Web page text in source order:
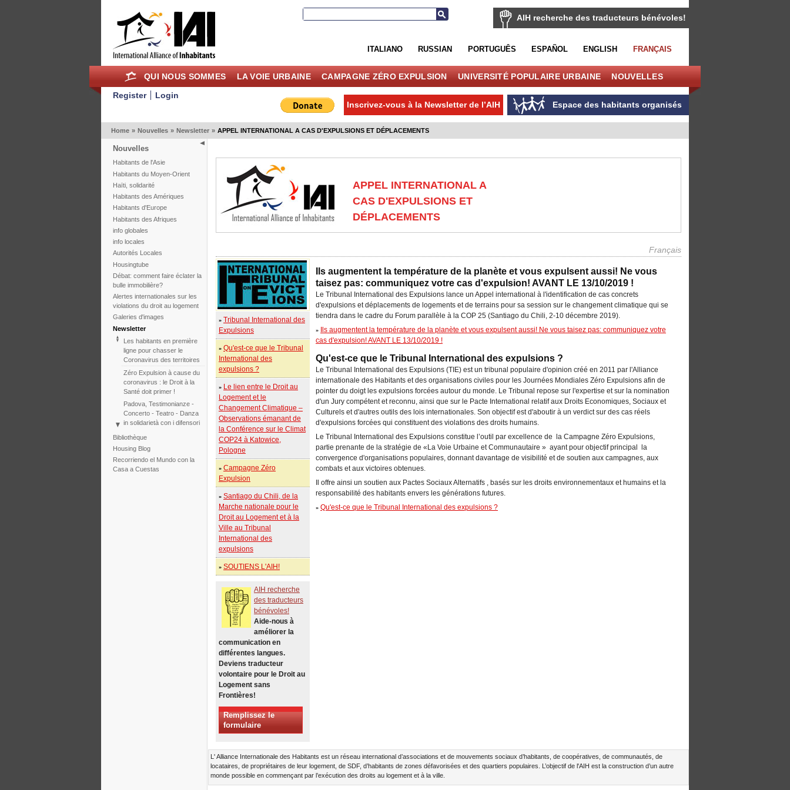
AIH recherche des traducteurs bénévoles!
ITALIANO RUSSIAN PORTUGUÊS ESPAÑOL ENGLISH FRANÇAIS
QUI NOUS SOMMES LA VOIE URBAINE CAMPAGNE ZÉRO EXPULSION UNIVERSITÉ POPULAIRE URBAINE NOUVELLES
Register
Login
Espace des habitants organisés
Inscrivez-vous à la Newsletter de l’AIH
Home » Nouvelles » Newsletter » APPEL INTERNATIONAL A CAS D'EXPULSIONS ET DÉPLACEMENTS
Nouvelles
Habitants de l'Asie
Habitants du Moyen-Orient
Haïti, solidarité
Habitants des Amériques
Habitants d'Europe
Habitants des Afriques
info globales
info locales
Autorités Locales
Housingtube
Débat: comment faire éclater la
bulle immobilière?
Alertes internationales sur les
violations du droit au logement
Galeries d'images
Newsletter
Les habitants en première
ligne pour chasser le
Coronavirus des territoires
Zéro Expulsion à cause du
coronavirus : le Droit à la
Santé doit primer !
Padova, Testimonianze -
Concerto - Teatro - Danza
in solidarietà con i difensori
Face à l'échec de la
International des
Expulsions relance
Bibliothèque
Housing Blog
Recorriendo el Mundo con la
Casa a Cuestas
APPEL INTERNATIONAL A
CAS D'EXPULSIONS ET
DÉPLACEMENTS
Français
» Tribunal International des
Expulsions
»Qu'est-ce que le Tribunal
International des
expulsions ?
» Le lien entre le Droit au
Logement et le
Changement Climatique –
Observations émanant de
la Conférence sur le Climat
COP24 à Katowice,
Pologne
»Campagne Zéro
Expulsion
»Santiago du Chili, de la
Marche nationale pour le
Droit au Logement et à la
Ville au Tribunal
International des
expulsions
»SOUTIENS L'AIH!
AIH recherche
des traducteurs
bénévoles!
Aide-nous à
améliorer la
communication en
différentes langues.
Deviens traducteur
volontaire pour le Droit au
Logement sans
Frontières!
Remplissez le
formulaire
Ils augmentent la température de la planète et vous expulsent aussi! Ne vous
taisez pas: communiquez votre cas d'expulsion! AVANT LE 13/10/2019 !
Le Tribunal International des Expulsions lance un Appel international à l'identification de cas concrets
d'expulsions et déplacements de logements et de terrains pour sa session sur le changement climatique qui se
tiendra dans le cadre du Forum parallèle à la COP 25 (Santiago du Chili, 2-10 décembre 2019).
»
Ils augmentent la température de la planète et vous expulsent aussi! Ne vous taisez pas: communiquez votre
cas d'expulsion! AVANT LE 13/10/2019 !
Qu'est-ce que le Tribunal International des expulsions ?
Le Tribunal International des Expulsions (TIE) est un tribunal populaire d'opinion créé en 2011 par l'Alliance
internationale des Habitants et des organisations civiles pour les Journées Mondiales Zéro Expulsions afin de
pointer du doigt les expulsions forcées autour du monde. Le Tribunal repose sur l'expertise et sur la nomination
d'un Jury compétent et reconnu, ainsi que sur le Pacte International relatif aux Droits Economiques, Sociaux et
Culturels et d'autres outils des lois internationales. Son objectif est d'aboutir à un verdict sur des cas réels
d'expulsions forcées qui constituent des violations des droits humains.
Le Tribunal International des Expulsions constitue l’outil par excellence de la Campagne Zéro Expulsions,
partie prenante de la stratégie de «La Voie Urbaine et Communautaire » ayant pour objectif principal la
convergence d'organisations populaires, donnant davantage de visibilité et de soutien aux campagnes, aux
combats et aux victoires obtenues.
Il offre ainsi un soutien aux Pactes Sociaux Alternatifs , basés sur les droits environnementaux et humains et la
responsabilité des habitants envers les générations futures.
»Qu'est-ce que le Tribunal International des expulsions ?
L' Alliance Internationale des Habitants est un réseau international d’associations et de mouvements sociaux d’habitants, de coopératives, de communautés, de
locataires, de propriétaires de leur logement, de SDF, d’habitants de zones défavorisées et des quartiers populaires. L’objectif de l'AIH est la construction d’un autre
monde possible en commençant par l’exécution des droits au logement et à la ville.